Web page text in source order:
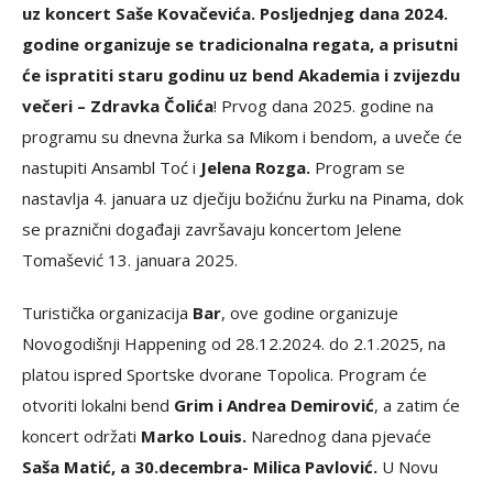
uz koncert Saše Kovačevića. Posljednjeg dana 2024.
godine organizuje se tradicionalna regata, a prisutni
će ispratiti staru godinu uz bend Akademia i zvijezdu
večeri – Zdravka Čolića! Prvog dana 2025. godine na
programu su dnevna žurka sa Mikom i bendom, a uveče će
nastupiti Ansambl Toć i Jelena Rozga. Program se
nastavlja 4. januara uz dječiju božićnu žurku na Pinama, dok
se praznični događaji završavaju koncertom Jelene
Tomašević 13. januara 2025.
Turistička organizacija Bar, ove godine organizuje
Novogodišnji Happening od 28.12.2024. do 2.1.2025, na
platou ispred Sportske dvorane Topolica. Program će
otvoriti lokalni bend Grim i Andrea Demirović, a zatim će
koncert održati Marko Louis. Narednog dana pjevaće
Saša Matić, a 30.decembra- Milica Pavlović. U Novu